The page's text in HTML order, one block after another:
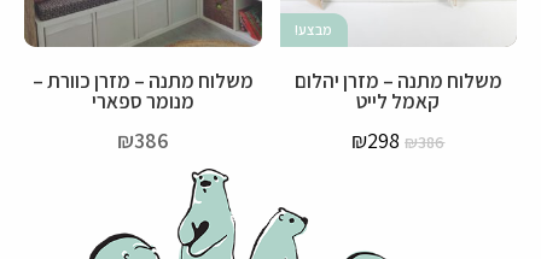
מבצע!
משלוח מתנה – מזרן יהלום
קאמל לייט
₪386
₪298
משלוח מתנה – מזרן כוורת –
מנומר ספארי
₪386